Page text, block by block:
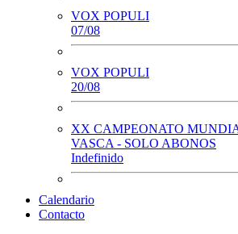
VOX POPULI
07/08
VOX POPULI
20/08
XX CAMPEONATO
VASCA - SOLO ABONOS
Indefinido
Calendario
Contacto